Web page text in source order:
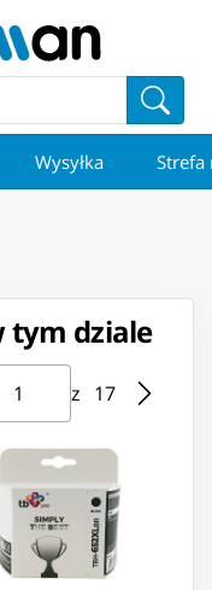
Wysyłka Strefa
tym dziale
⁨1⁩ z ⁨17⁩
z ⁨17⁩
do strony